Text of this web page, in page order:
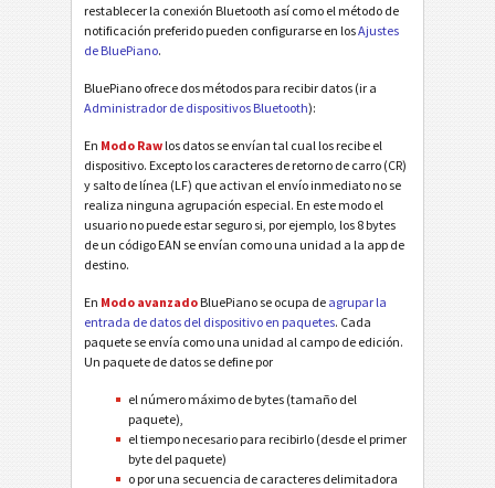
restablecer la conexión Bluetooth así como el método de
notificación preferido pueden configurarse en losAjustes
de BluePiano.
BluePiano ofrece dos métodos para recibir datos (ir a
Administrador de dispositivos Bluetooth):
En Modo Raw los datos se envían tal cual los recibe el
dispositivo. Excepto los caracteres de retorno de carro (CR)
y salto de línea (LF) que activan el envío inmediato no se
realiza ninguna agrupación especial. En este modo el
usuario no puede estar seguro si, por ejemplo, los 8 bytes
de un código EAN se envían como una unidad a la app de
destino.
En Modo avanzado BluePiano se ocupa de agrupar la
entrada de datos del dispositivo en paquetes. Cada
paquete se envía como una unidad al campo de edición.
Un paquete de datos se define por
el número máximo de bytes (tamaño del
paquete),
el tiempo necesario para recibirlo (desde el primer
byte del paquete)
o por una secuencia de caracteres delimitadora